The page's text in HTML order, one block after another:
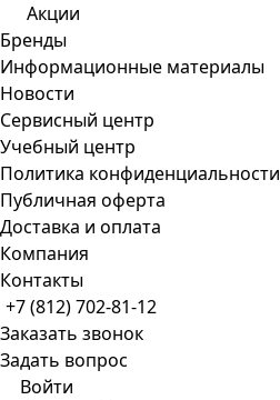
Акции
Бренды
Информационные материалы
Новости
Сервисный центр
Учебный центр
Политика конфиденциальности
Публичная оферта
Доставка и оплата
Компания
Контакты
+7 (812) 702-81-12
Заказать звонок
Задать вопрос
Войти